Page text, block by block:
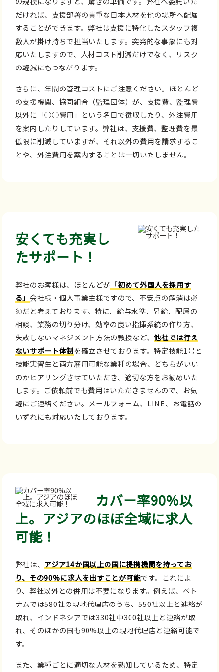
だければ、支援部署の貴重な日本人材を他の場所へ配属
することができます。弊社は支援に特化したスタッフ複
数人が掛け持ちで担当いたします。突発的な事象にも対
応いたしますので、人材コスト削減だけでなく、リスク
の軽減にもつながります。
さらに、年間の管理コストにご注意ください。ほとんど
の支援機関、協同組合（監理団体）が、支援費、監理費
以外に「○○費用」という名目で徴収したり、外注費用
を案内したりしています。弊社は、支援費、監理費を最
低限に削減していますが、それ以外の費用を請求するこ
とや、外注費用を案内することは一切いたしません。
安くても充実し
たサポート！
弊社のお客様は、ほとんどが 「初めて外国人を採用す
る」会社様・個人事業主様ですので、不安点の解消は必
須だと考えております。特に、給与水準、昇給、配属の
相談、業務の切り分け、効率の良い指揮系統の作り方、
失敗しないマネジメント方法の教授など、他社では行え
ないサポート体制を確立させております。特定技能1号と
技能実習生と両方雇用可能な業種の場合、どちらがいい
のかヒアリングさせていただき、適切な方をお勧めいた
します。ご依頼前でも費用はいただきませんので、お気
軽にご連絡ください。メールフォーム、LINE、お電話の
いずれにも対応いたしております。
カバー率90%以
上。アジアのほぼ全域に求人
可能！
弊社は、 アジア14か国以上の国に提携機関を持ってお
り、その90%に求人を出すことが可能です。これによ
り、弊社以外との併用は不要になります。例えば、ベト
ナムでは580社の現地代理店のうち、550社以上と連絡が
取れ、インドネシアでは330社中300社以上と連絡が取
れ、そのほかの国も90%以上の現地代理店と連絡可能で
す。
また、業種ごとに適切な人材を熟知しているため、特定